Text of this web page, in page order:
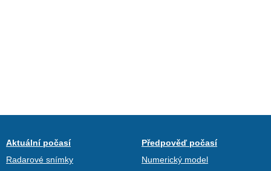
Aktuální počasí
Radarové snímky
Předpověď počasí
Numerický model